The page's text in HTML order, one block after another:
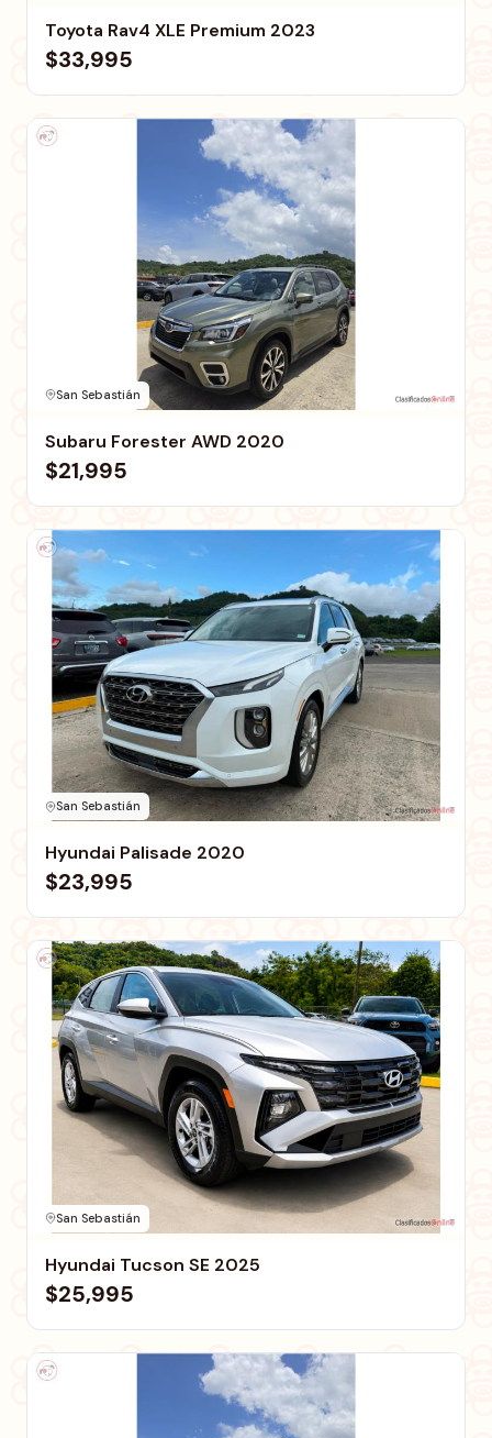
Toyota Rav4 XLE Premium 2023
$33,995
San Sebastián
Subaru Forester AWD 2020
$21,995
San Sebastián
Hyundai Palisade 2020
$23,995
San Sebastián
Hyundai Tucson SE 2025
$25,995